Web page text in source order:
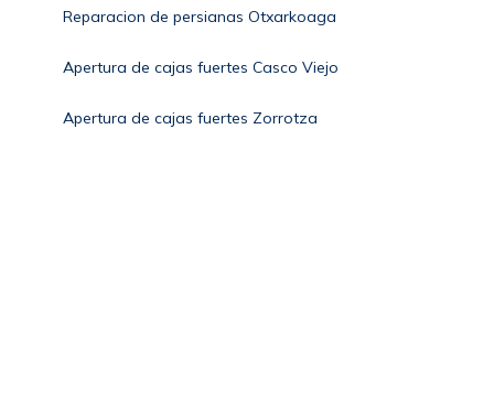
Reparacion de persianas Otxarkoaga
Apertura de cajas fuertes Casco Viejo
Apertura de cajas fuertes Zorrotza